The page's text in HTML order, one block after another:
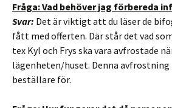
Fråga: Vad behöver jag förbereda
Svar: Det är viktigt att du läser de
fått med offerten. Där står det vad
tex Kyl och Frys ska vara avfrostade
lägenheten/huset. Denna avfrostning
beställare för.